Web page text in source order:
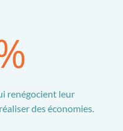
renégocient leur
des économies.